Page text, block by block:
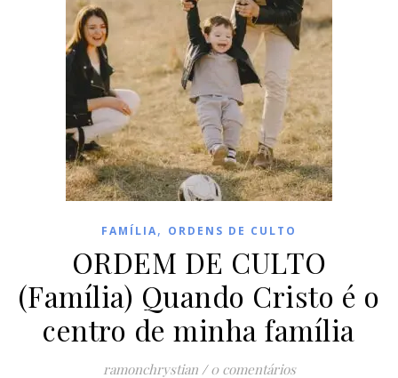
FAMÍLIA, ORDENS DE CULTO
ORDEM DE CULTO
(Família) Quando Cristo é o
centro de minha família
ramonchrystian / 0 comentários